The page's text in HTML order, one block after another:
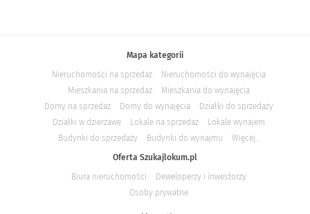
Mapa kategorii
Nieruchomości na sprzedaż
Nieruchomości do wynajęcia
Mieszkania na sprzedaż
Mieszkania do wynajęcia
Domy na sprzedaż
Domy do wynajęcia
Działki do sprzedaży
Działki w dzierżawe
Lokale na sprzedaż
Lokale wynajem
Budynki do sprzedaży
Budynki do wynajmu
Więcej...
Oferta Szukajlokum.pl
Biura nieruchomości
Deweloperzy i inwestorzy
Osoby prywatne